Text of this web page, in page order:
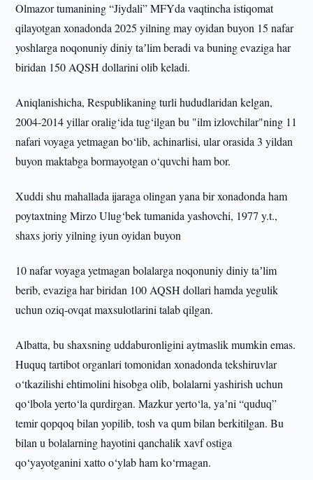
Olmazor tumanining “Jiydali” MFYda vaqtincha istiqomat
qilayotgan xonadonda 2025 yilning may oyidan buyon 15 nafar
yoshlarga noqonuniy diniy taʼlim beradi va buning evaziga har
biridan 150 AQSH dollarini olib keladi.
Aniqlanishicha, Respublikaning turli hududlaridan kelgan,
2004-2014 yillar oralig‘ida tug‘ilgan bu "ilm izlovchilar"ning 11
nafari voyaga yetmagan bo‘lib, achinarlisi, ular orasida 3 yildan
buyon maktabga bormayotgan o‘quvchi ham bor.
Xuddi shu mahallada ijaraga olingan yana bir xonadonda ham
poytaxtning Mirzo Ulug‘bek tumanida yashovchi, 1977 y.t.,
shaxs joriy yilning iyun oyidan buyon
10 nafar voyaga yetmagan bolalarga noqonuniy diniy taʼlim
berib, evaziga har biridan 100 AQSH dollari hamda yegulik
uchun oziq-ovqat maxsulotlarini talab qilgan.
Albatta, bu shaxsning uddaburonligini aytmaslik mumkin emas.
Huquq tartibot organlari tomonidan xonadonda tekshiruvlar
o‘tkazilishi ehtimolini hisobga olib, bolalarni yashirish uchun
qo‘lbola yerto‘la qurdirgan. Mazkur yerto‘la, yaʼni “quduq”
temir qopqoq bilan yopilib, tosh va qum bilan berkitilgan. Bu
bilan u bolalarning hayotini qanchalik xavf ostiga
qo‘yayotganini xatto o‘ylab ham ko‘rmagan.